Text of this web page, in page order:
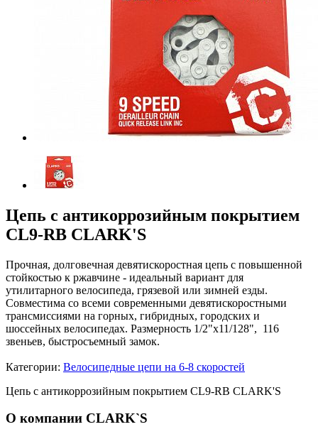
Цепь с антикоррозийным покрытием
CL9-RB CLARK'S
Прочная, долговечная девятискоростная цепь с повышенной
стойкостью к ржавчине - идеальный вариант для
утилитарного велосипеда, грязевой или зимней езды.
Совместима со всеми современными девятискоростными
трансмиссиями на горных, гибридных, городских и
шоссейных велосипедах. Размерность 1/2"x11/128", 116
звеньев, быстросъемный замок.
Категории: Велосипедные цепи на 6-8 скоростей
Цепь с антикоррозийным покрытием CL9-RB CLARK'S
О компании CLARK`S